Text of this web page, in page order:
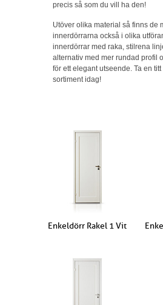
precis så som du vill ha den!
Utöver olika material så finns de
innerdörrarna också i olika
innerdörrar med raka, stilrena
alternativ med mer rundad profil
för ett elegant utseende. Ta en
sortiment idag!
Enkeldörr Rakel 1 Vit